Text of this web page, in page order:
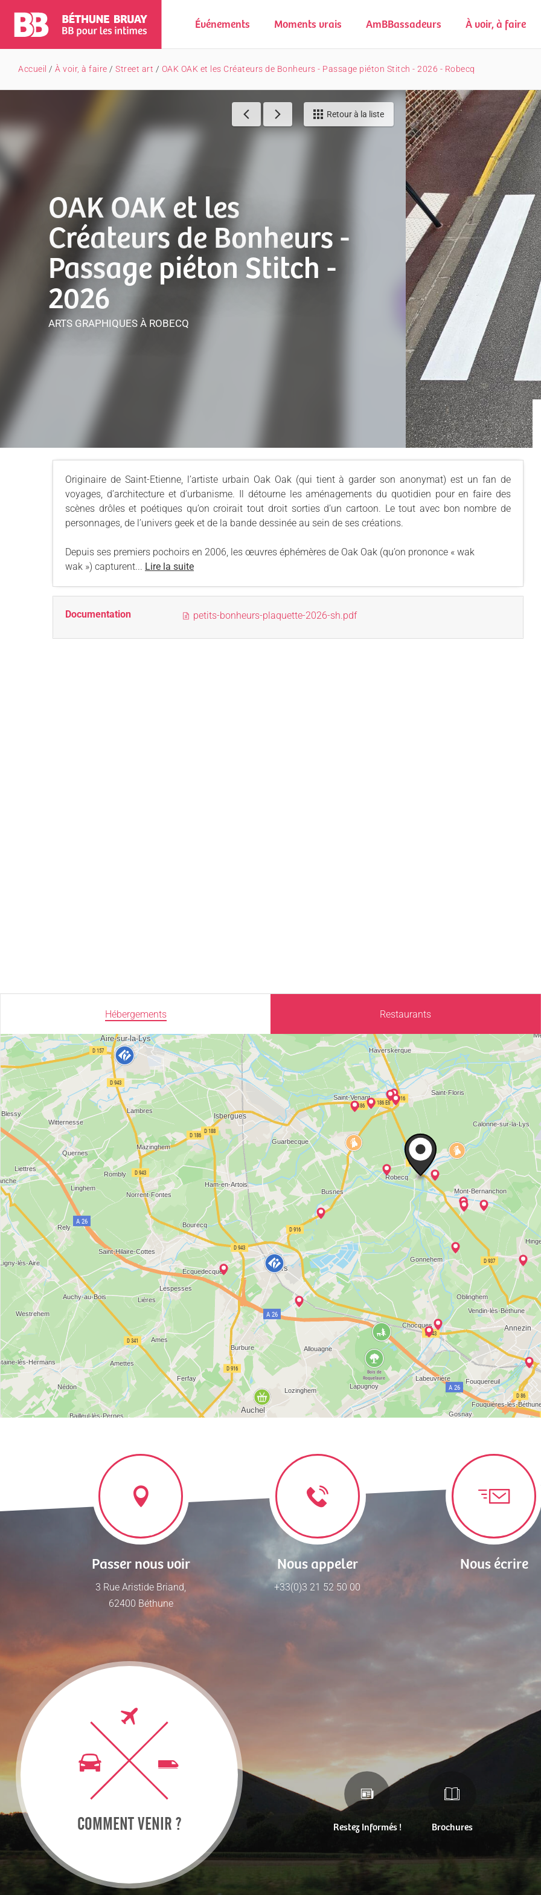
Événements Moments vrais AmBBassadeurs À voir, à faire
Accueil / À voir, à faire / Street art / OAK OAK et les Créateurs de Bonheurs - Passage piéton Stitch - 2026 - Robecq
Retour à la liste
OAK OAK et les
Créateurs de Bonheurs -
Passage piéton Stitch -
2026
ARTS GRAPHIQUES À ROBECQ
Originaire de Saint-Etienne, l’artiste urbain Oak Oak (qui tient à garder son anonymat) est un fan de
voyages, d’architecture et d’urbanisme. Il détourne les aménagements du quotidien pour en faire des
scènes drôles et poétiques qu’on croirait tout droit sorties d’un cartoon. Le tout avec bon nombre de
personnages, de l’univers geek et de la bande dessinée au sein de ses créations.
Depuis ses premiers pochoirs en 2006, les œuvres éphémères de Oak Oak (qu’on prononce « wak
wak ») capturent... Lire la suite
Documentation petits-bonheurs-plaquette-2026-sh.pdf
Hébergements Restaurants
Passer nous voir
3 Rue Aristide Briand,
62400 Béthune
Nous appeler
+33(0)3 21 52 50 00
Nous écrire
COMMENT VENIR ? Restez Informés ! Brochures